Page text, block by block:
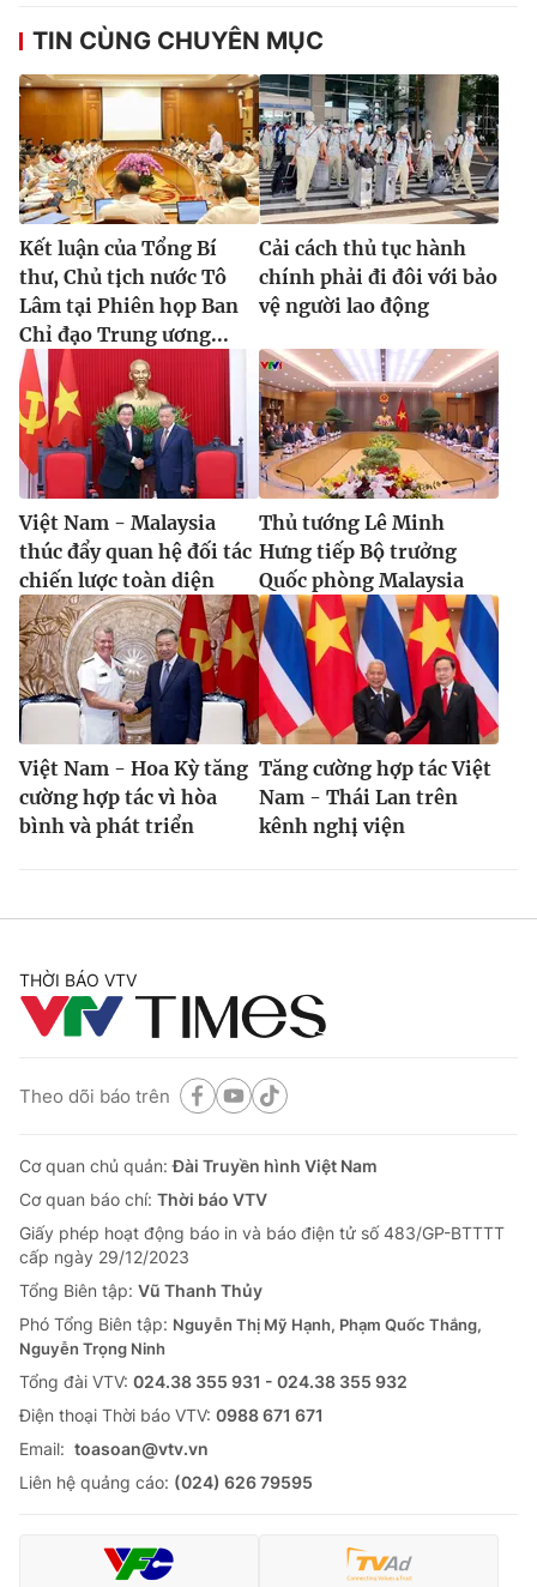
TIN CÙNG CHUYÊN MỤC
Kết luận của Tổng Bí
thư, Chủ tịch nước Tô
Lâm tại Phiên họp Ban
Chỉ đạo Trung ương...
Cải cách thủ tục hành
chính phải đi đôi với bảo
vệ người lao động
Việt Nam - Malaysia
thúc đẩy quan hệ đối tác
chiến lược toàn diện
Thủ tướng Lê Minh
Hưng tiếp Bộ trưởng
Quốc phòng Malaysia
Việt Nam - Hoa Kỳ tăng
cường hợp tác vì hòa
bình và phát triển
Tăng cường hợp tác Việt
Nam - Thái Lan trên
kênh nghị viện
THỜI BÁO VTV
Theo dõi báo trên
Cơ quan chủ quản:Đài Truyền hình Việt Nam
Cơ quan báo chí: Thời báo VTV
Giấy phép hoạt động báo in và báo điện tử số 483/GP-BTTTT
cấp ngày 29/12/2023
Tổng Biên tập: Vũ Thanh Thủy
Phó Tổng Biên tập: Nguyễn Thị Mỹ Hạnh, Phạm Quốc Thắng,
Nguyễn Trọng Ninh
Tổng đài VTV: 024.38 355 931 - 024.38 355 932
Ðiện thoại Thời báo VTV: 0988 671 671
Email: toasoan@vtv.vn
Liên hệ quảng cáo: (024) 626 79595